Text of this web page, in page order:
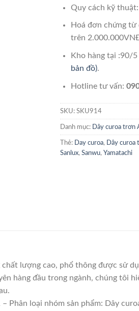
Quy cách kỹ
Hoá đơn chứng từ
trên
Kho hàng tại :90/5
bản đồ).
Hotline tư vấn:
SKU: SKU914
Danh mục: Dây curoa trơn
Thẻ: Day curoa, Dây curoa
Sanlux, Sanwu, Yamatachi
lượng cao, phổ thông được sử
hàng đầu trong ngành, chúng tôi
Phân loại nhóm sản phẩm: Dây